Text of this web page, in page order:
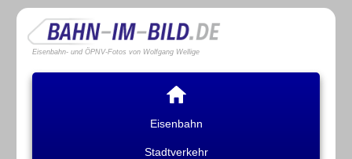
Eisenbahn- und ÖPNV-Fotos von Wolfgang Wellige
Eisenbahn
Stadtverkehr